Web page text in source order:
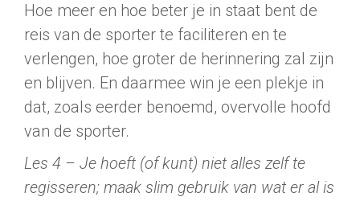
Hoe meer en hoe beter je in staat bent de
reis van de sporter te faciliteren en te
verlengen, hoe groter de herinnering zal zijn
en blijven. En daarmee win je een plekje in
dat, zoals eerder benoemd, overvolle hoofd
van de sporter.
Les 4 – Je hoeft (of kunt) niet alles zelf te
regisseren; maak slim gebruik van wat er al is